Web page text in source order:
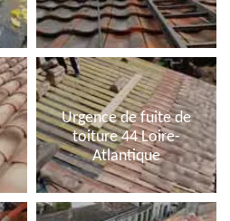
Urgence de fuite de
toiture 44 Loire-
Atlantique